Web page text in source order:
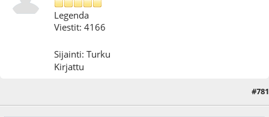
Legenda
Viestit: 4166
Sijainti: Turku
Kirjattu
#781